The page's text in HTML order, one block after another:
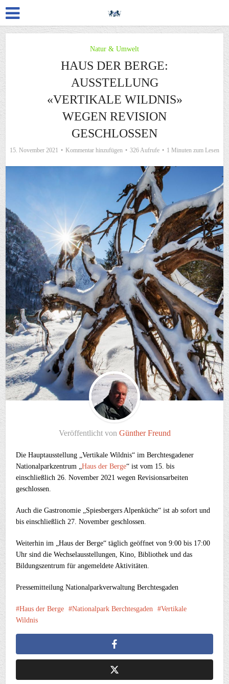
Natur & Umwelt
HAUS DER BERGE:
AUSSTELLUNG
«VERTIKALE WILDNIS»
WEGEN REVISION
GESCHLOSSEN
15. November 2021 Kommentar hinzufügen 326 Aufrufe 1 Minuten zum Lesen
Veröffentlicht von Günther Freund
Die Hauptausstellung „Vertikale Wildnis“ im Berchtesgadener
Nationalparkzentrum „Haus der Berge“ ist vom 15. bis
einschließlich 26. November 2021 wegen Revisionsarbeiten
geschlossen.
Auch die Gastronomie „Spiesbergers Alpenküche“ ist ab sofort und
bis einschließlich 27. November geschlossen.
Weiterhin im „Haus der Berge“ täglich geöffnet von 9:00 bis 17:00
Uhr sind die Wechselausstellungen, Kino, Bibliothek und das
Bildungszentrum für angemeldete Aktivitäten.
Pressemitteilung Nationalparkverwaltung Berchtesgaden
Haus der Berge Nationalpark Berchtesgaden
Vertikale
Wildnis